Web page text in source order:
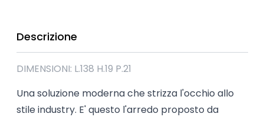
Descrizione
DIMENSIONI: L.138 H.19 P.21
Una soluzione moderna che strizza l'occhio allo
stile industry. E' questo l'arredo proposto da